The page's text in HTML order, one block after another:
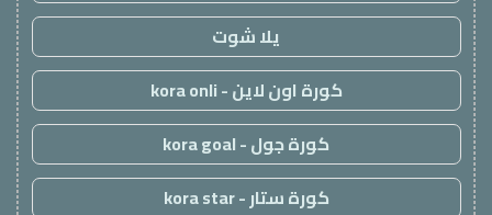
يلا شوت
كورة اون لاين - kora onli
كورة جول - kora goal
كورة ستار - kora star